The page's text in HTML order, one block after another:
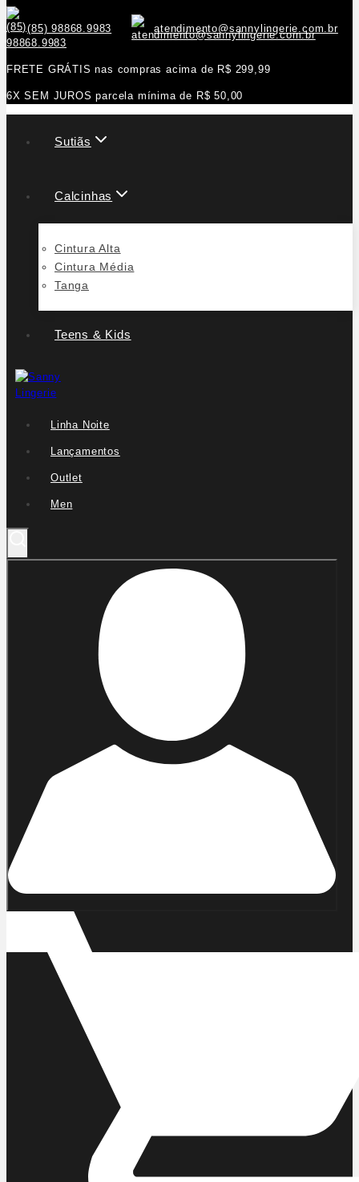
(85) 98868.9983 atendimento@sannylingerie.com.br
FRETE GRÁTIS nas compras acima de R$ 299,99
6X SEM JUROS parcela mínima de R$ 50,00
Sutiãs
Calcinhas
Cintura Alta
Cintura Média
Tanga
Teens & Kids
Linha Noite
Lançamentos
Outlet
Men